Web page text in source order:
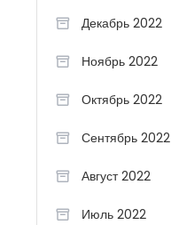
Декабрь 2022
Ноябрь 2022
Октябрь 2022
Сентябрь 2022
Август 2022
Июль 2022